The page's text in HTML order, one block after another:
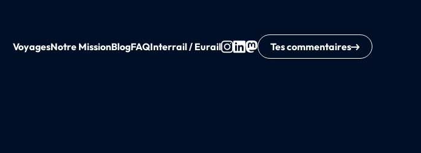
VoyagesNotre MissionBlogFAQInterrail / Eurail Tes commentaires